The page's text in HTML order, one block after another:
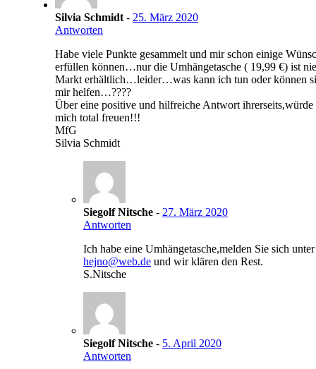
Silvia Schmidt - 25. März 2020
Antworten
Habe viele Punkte gesammelt und mir schon einige
erfüllen können…nur die Umhängetasche ( 19,99 €) ist
Markt erhältlich…leider…was kann ich tun oder können
mir helfen…????
Über eine positive und hilfreiche Antwort ihrerseits,würde
mich total freuen!!!
MfG
Silvia Schmidt
Siegolf Nitsche - 27. März 2020
Antworten
Ich habe eine Umhängetasche,melden Sie sich unter
hejno@web.de und wir klären den Rest.
S.Nitsche
Siegolf Nitsche - 5. April 2020
Antworten